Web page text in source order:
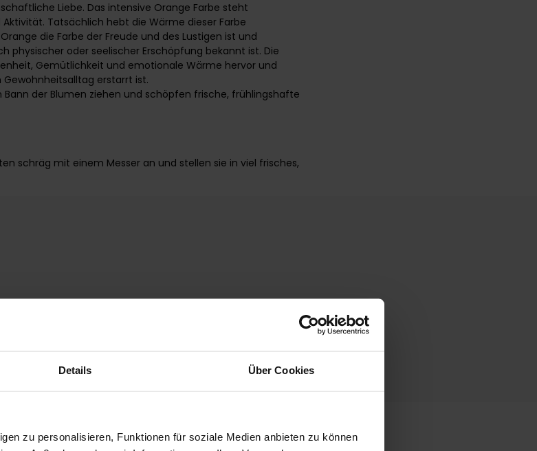
Details Über Cookies
zu personalisieren, Funktionen für soziale Medien anbieten zu können
Liebe. Das intensive Orange Farbe steht
Tatsächlich hebt die Wärme dieser Farbe
die Farbe der Freude und des Lustigen ist und
physischer oder seelischer Erschöpfung bekannt ist. Die
Gemütlichkeit und emotionale Wärme hervor und
erstarrt ist.
Bann der Blumen ziehen und schöpfen frische, frühlingshafte
schräg mit einem Messer an und stellen sie in viel frisches,